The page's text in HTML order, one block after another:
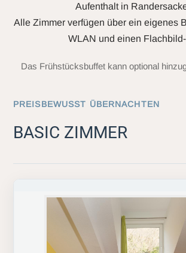
Aufenthalt in
Alle Zimmer verfügen über ein eigenes
WLAN und einen
Das Frühstücksbuffet kann optional
PREISBEWUSST ÜBERNACHTEN
BASIC ZIMMER